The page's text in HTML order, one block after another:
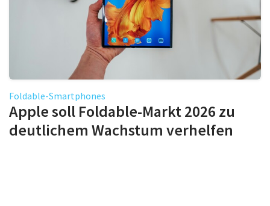
Foldable-Smartphones
Apple soll Foldable-Markt 2026 zu
deutlichem Wachstum verhelfen